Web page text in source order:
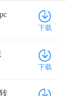
下载
下载